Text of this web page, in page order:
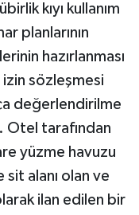
kıyı kullanım
planlarının
hazırlanması
sözleşmesi
değerlendirilme
Otel tarafından
yüzme havuzu
alanı olan ve
ilan edilen bir